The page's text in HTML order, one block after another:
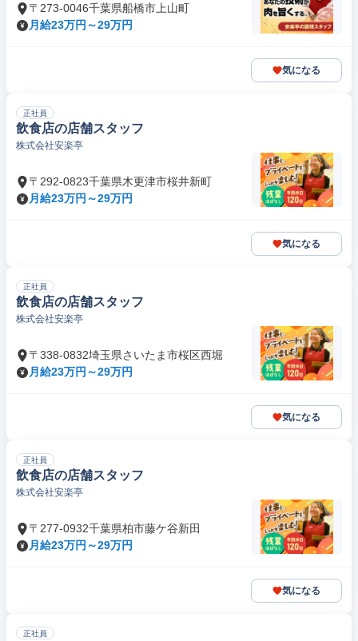
〒273-0046千葉県船橋市上山町
月給23万円～29万円
気になる
正社員
飲食店の店舗スタッフ
株式会社安楽亭
〒292-0823千葉県木更津市桜井新町
月給23万円～29万円
気になる
正社員
飲食店の店舗スタッフ
株式会社安楽亭
〒338-0832埼玉県さいたま市桜区西堀
月給23万円～29万円
気になる
正社員
飲食店の店舗スタッフ
株式会社安楽亭
〒277-0932千葉県柏市藤ケ谷新田
月給23万円～29万円
気になる
正社員